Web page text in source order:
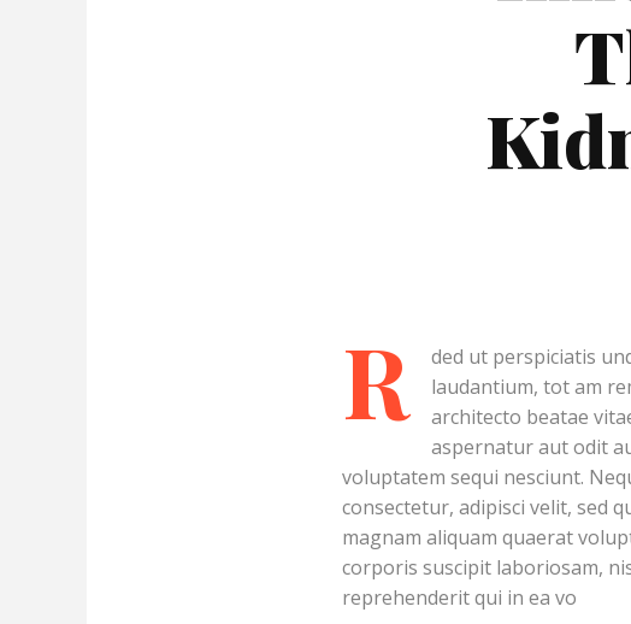
R
ded ut perspiciatis
laudantium, tot am
architecto beatae
aspernatur aut odit
voluptatem sequi nesciunt.
consectetur, adipisci velit, sed
magnam aliquam quaerat
corporis suscipit laboriosam,
reprehenderit qui in ea vo